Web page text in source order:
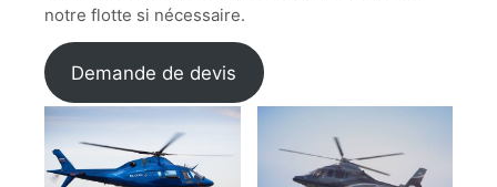
notre flotte si nécessaire.
Demande de devis